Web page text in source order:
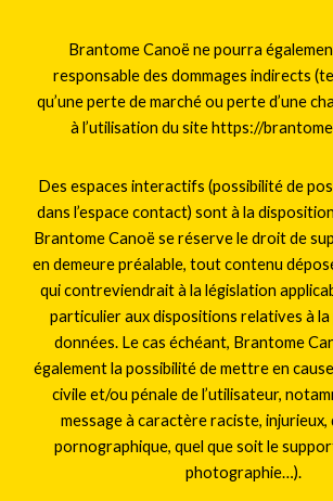
Brantome Canoë ne pourra
responsable des dommages indirects
qu’une perte de marché ou perte d’une
à l’utilisation du site https://
Des espaces interactifs (possibilité de
dans l’espace contact) sont à la
Brantome Canoë se réserve le droit de
en demeure préalable, tout contenu
qui contreviendrait à la législation
particulier aux dispositions relatives à
données. Le cas échéant, Brantome
également la possibilité de mettre en
civile et/ou pénale de l’utilisateur,
message à caractère raciste,
pornographique, quel que soit le
photographie…).